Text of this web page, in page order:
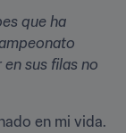
que ha
sus filas no
en mi vida.